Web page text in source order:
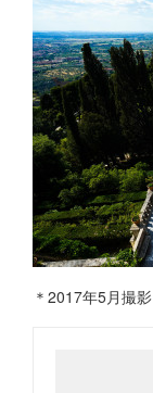
＊2017年5月撮影